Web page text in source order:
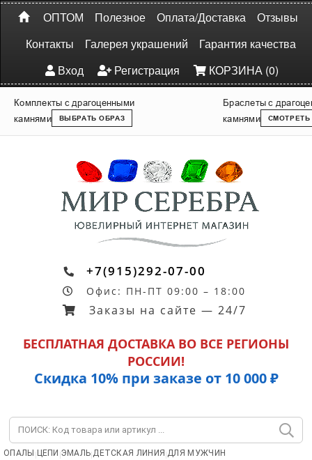
ОПТОМ Полезное Оплата/Доставка
Отзывы
Контакты
Галерея украшений
Гарантия качества
Вход
Регистрация КОРЗИНА (0)
Комплекты с драгоценными
камнями
ВЫБРАТЬ ОБРАЗ
Браслеты с
камнями
СМОТРЕТЬ
+7(915)292-07-00
Офис: ПН-ПТ 09:00 – 18:00
Заказы на сайте — 24/7
БЕСПЛАТНАЯ ДОСТАВКА ВО ВСЕ РЕГИОНЫ
РОССИИ!
Скидка 10% при заказе от 10 000 ₽
ОПАЛЫ | ЦЕПИ |ЭМАЛЬ|ДЕТСКАЯ ЛИНИЯ |ДЛЯ МУЖЧИН